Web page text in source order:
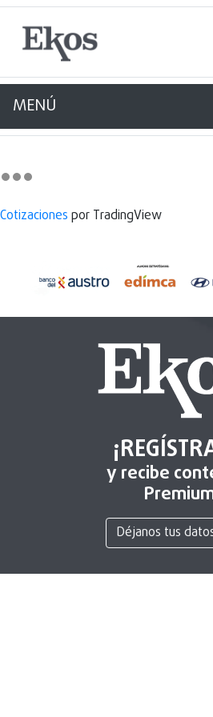
MENÚ
Cotizaciones por TradingView
y recibe
Déjanos tus